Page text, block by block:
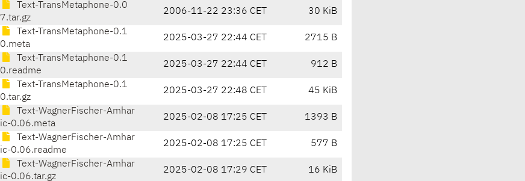
Text-TransMetaphone-0.0
7.tar.gz
2006-11-22 23:36 CET 30 KiB
Text-TransMetaphone-0.1
0.meta
2025-03-27 22:44 CET 2715 B
Text-TransMetaphone-0.1
0.readme
2025-03-27 22:44 CET 912 B
Text-TransMetaphone-0.1
0.tar.gz
2025-03-27 22:48 CET 45 KiB
Text-WagnerFischer-Amhar
ic-0.06.meta
2025-02-08 17:25 CET 1393 B
Text-WagnerFischer-Amhar
ic-0.06.readme
2025-02-08 17:25 CET 577 B
Text-WagnerFischer-Amhar
ic-0.06.tar.gz
2025-02-08 17:29 CET 16 KiB